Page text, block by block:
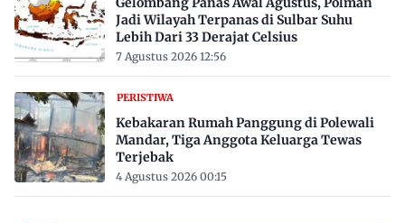
Jadi Wilayah Terpanas di Sulbar Suhu
Lebih Dari 33 Derajat Celsius
7 Agustus 2026 12:56
PERISTIWA
Kebakaran Rumah Panggung di Polewali
Mandar, Tiga Anggota Keluarga Tewas
Terjebak
4 Agustus 2026 00:15